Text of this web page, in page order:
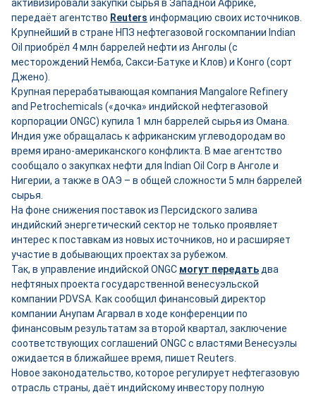
активизировали закупки сырья в Западной Африке,
передаёт агентство Reuters информацию своих источников.
Крупнейший в стране НПЗ нефтегазовой госкомпании Indian
Oil приобрёл 4 млн баррелей нефти из Анголы (с
месторождений Немба, Сакси-Батуке и Клов) и Конго (сорт
Джено).
Крупная перерабатывающая компания Mangalore Refinery
and Petrochemicals («дочка» индийской нефтегазовой
корпорации ONGC) купила 1 млн баррелей сырья из Омана.
Индия уже обращалась к африканским углеводородам во
время ирано-американского конфликта. В мае агентство
сообщало о закупках нефти для Indian Oil Corp в Анголе и
Нигерии, а также в ОАЭ – в общей сложности 5 млн баррелей
сырья.
На фоне снижения поставок из Персидского залива
индийский энергетический сектор не только проявляет
интерес к поставкам из новых источников, но и расширяет
участие в добывающих проектах за рубежом.
Так, в управление индийской ONGC могут передать два
нефтяных проекта государственной венесуэльской
компании PDVSA. Как сообщил финансовый директор
компании Анупам Агарвал в ходе конференции по
финансовым результатам за второй квартал, заключение
соответствующих соглашений ONGC с властями Венесуэлы
ожидается в ближайшее время, пишет Reuters.
Новое законодательство, которое регулирует нефтегазовую
отрасль страны, даёт индийскому инвестору полную